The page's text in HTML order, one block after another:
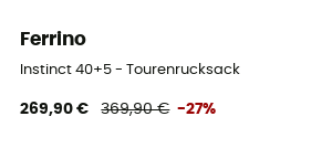
Ferrino
Instinct 40+5 - Tourenrucksack
269,90 € 369,90 € -27%